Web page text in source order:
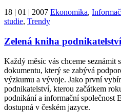
18 | 01 | 2007 Ekonomika,
studie, Trendy
Zelená kniha podnikatelství
Každý měsíc vás chceme seznámit
dokumentu, který se zabývá
výzkumu a vývoje. Jako první
podnikatelství, kterou začátkem
podnikání a informační společnost
dostupná v českém jazyce.